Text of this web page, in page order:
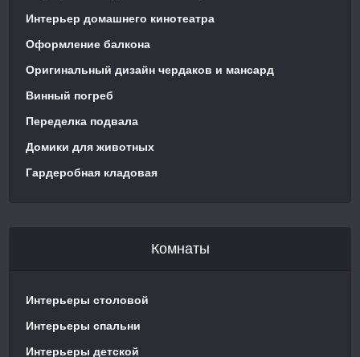
Интерьер домашнего кинотеатра
Оформление балкона
Оригинальный дизайн чердаков и мансард
Винный погреб
Переделка подвала
Домики для животных
Гардеробная кладовая
Комнаты
Интерьеры столовой
Интерьеры спальни
Интерьеры детской